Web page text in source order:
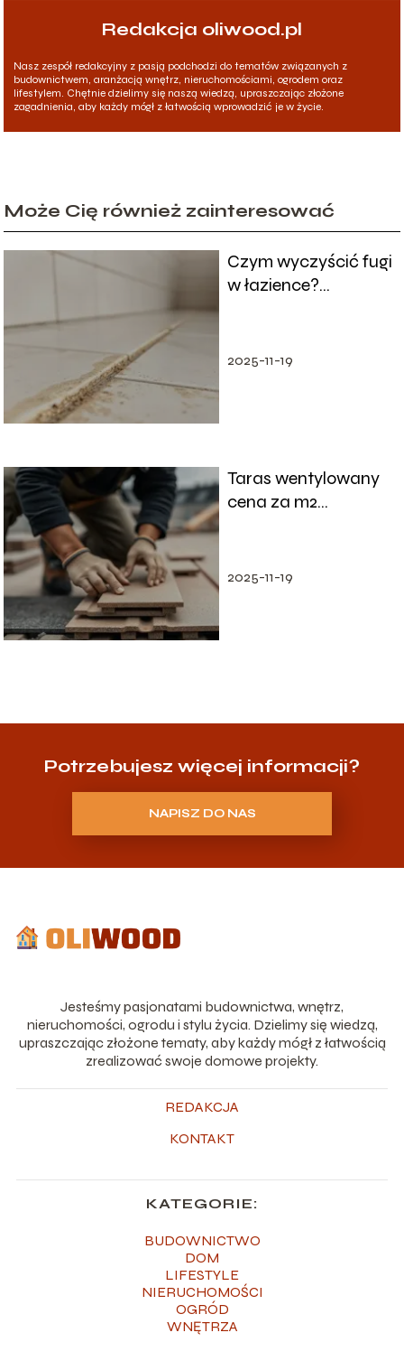
Redakcja oliwood.pl
Nasz zespół redakcyjny z pasją podchodzi do tematów związanych z
budownictwem, aranżacją wnętrz, nieruchomościami, ogrodem oraz
lifestylem. Chętnie dzielimy się naszą wiedzą, upraszczając złożone
zagadnienia, aby każdy mógł z łatwością wprowadzić je w życie.
Może Cię również zainteresować
Czym wyczyścić fugi
w łazience?
2025-11-19
Taras wentylowany
cena za m2
2025-11-19
Potrzebujesz więcej informacji?
NAPISZ DO NAS
Jesteśmy pasjonatami budownictwa, wnętrz,
nieruchomości, ogrodu i stylu życia. Dzielimy się wiedzą,
upraszczając złożone tematy, aby każdy mógł z łatwością
zrealizować swoje domowe projekty.
REDAKCJA
KONTAKT
KATEGORIE:
BUDOWNICTWO
DOM
LIFESTYLE
NIERUCHOMOŚCI
OGRÓD
WNĘTRZA